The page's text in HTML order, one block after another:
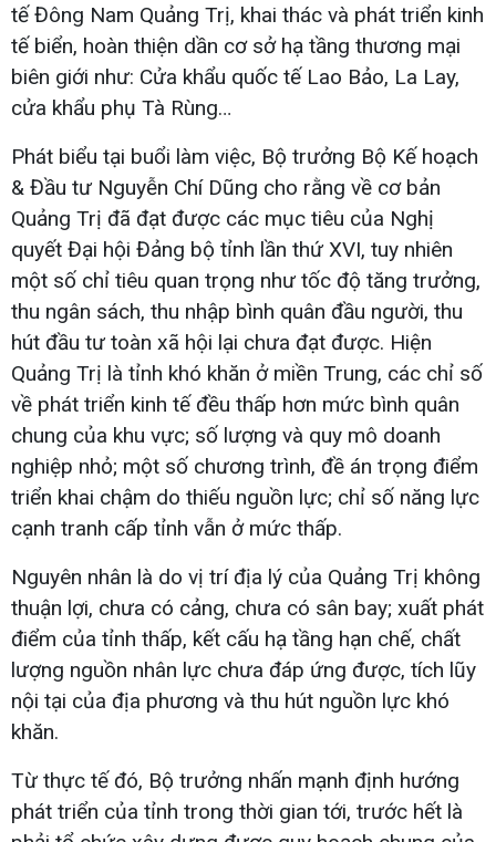
tế Đông Nam Quảng Trị, khai thác và phát triển kinh
tế biển, hoàn thiện dần cơ sở hạ tầng thương mại
biên giới như: Cửa khẩu quốc tế Lao Bảo, La Lay,
cửa khẩu phụ Tà Rùng…
Phát biểu tại buổi làm việc, Bộ trưởng Bộ Kế hoạch
& Đầu tư Nguyễn Chí Dũng cho rằng về cơ bản
Quảng Trị đã đạt được các mục tiêu của Nghị
quyết Đại hội Đảng bộ tỉnh lần thứ XVI, tuy nhiên
một số chỉ tiêu quan trọng như tốc độ tăng trưởng,
thu ngân sách, thu nhập bình quân đầu người, thu
hút đầu tư toàn xã hội lại chưa đạt được. Hiện
Quảng Trị là tỉnh khó khăn ở miền Trung, các chỉ số
về phát triển kinh tế đều thấp hơn mức bình quân
chung của khu vực; số lượng và quy mô doanh
nghiệp nhỏ; một số chương trình, đề án trọng điểm
triển khai chậm do thiếu nguồn lực; chỉ số năng lực
cạnh tranh cấp tỉnh vẫn ở mức thấp.
Nguyên nhân là do vị trí địa lý của Quảng Trị không
thuận lợi, chưa có cảng, chưa có sân bay; xuất phát
điểm của tỉnh thấp, kết cấu hạ tầng hạn chế, chất
lượng nguồn nhân lực chưa đáp ứng được, tích lũy
nội tại của địa phương và thu hút nguồn lực khó
khăn.
Từ thực tế đó, Bộ trưởng nhấn mạnh định hướng
phát triển của tỉnh trong thời gian tới, trước hết là